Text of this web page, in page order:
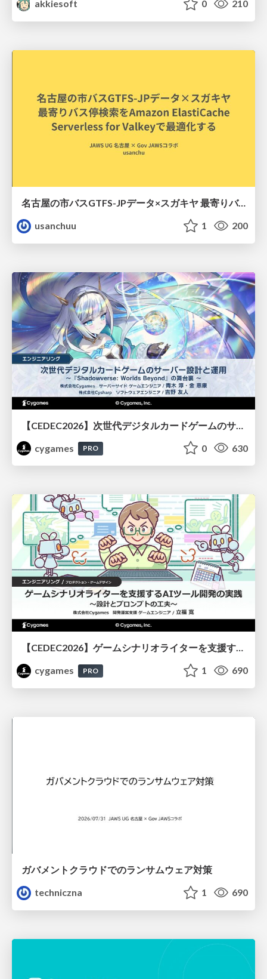
akkiesoft 0 210
名古屋の市バスGTFS-JPデータ×スガキヤ 最寄りバス停検索をAmazon ElastiCache Serverless for Valkeyで最適化する
usanchuu
1 200
cygames
PRO 0 630
【CEDEC2026】ゲームシナリオライターを支援するAIツール開発の実践 ― 設計とプロンプトの工夫 ―
cygames
PRO 1 690
ガバメントクラウドでのランサムウェア対策
techniczna
1 690